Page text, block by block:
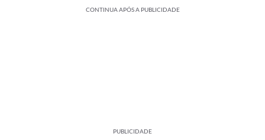
CONTINUA APÓS A PUBLICIDADE
PUBLICIDADE